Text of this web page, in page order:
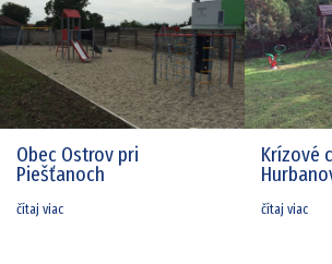
Obec Ostrov pri
Piešťanoch
čítaj viac
Krízové
čítaj viac